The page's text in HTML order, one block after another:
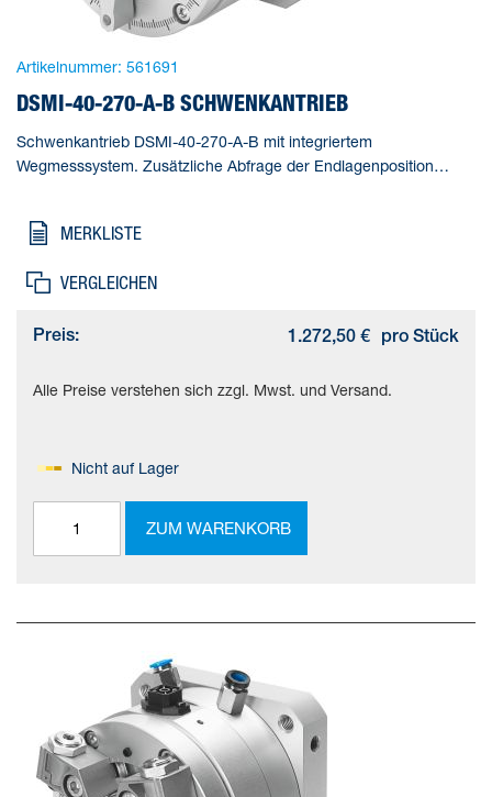
Artikelnummer: 561691
DSMI-40-270-A-B SCHWENKANTRIEB
Schwenkantrieb DSMI-40-270-A-B mit integriertem
Wegmesssystem. Zusätzliche Abfrage der Endlagenposition
den Endlagen=5 °, kleinster Positionierhub=(* 5° bei Positionieren,
Schwenkwinkel=0 - 272 deg
MERKLISTE
VERGLEICHEN
Preis: 1.272,50 € pro Stück
Alle Preise verstehen sich zzgl. Mwst. und Versand.
Nicht auf Lager
ZUM WARENKORB